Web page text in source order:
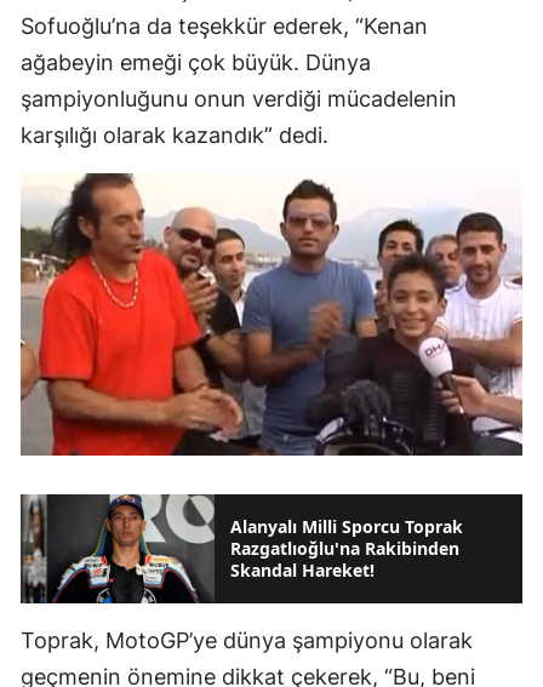
Sofuoğlu’na da teşekkür ederek, “Kenan
ağabeyin emeği çok büyük. Dünya
şampiyonluğunu onun verdiği mücadelenin
karşılığı olarak kazandık” dedi.
Alanyalı Milli Sporcu Toprak
Razgatlıoğlu'na Rakibinden
Skandal Hareket!
Toprak, MotoGP’ye dünya şampiyonu olarak
geçmenin önemine dikkat çekerek, “Bu, beni